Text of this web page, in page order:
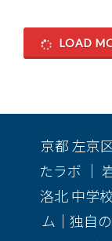
LOAD
京都 左京
たラボ ｜
洛北 中学
ム｜独自